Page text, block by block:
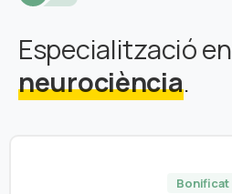
Especialització en
neurociència.
Bonificat